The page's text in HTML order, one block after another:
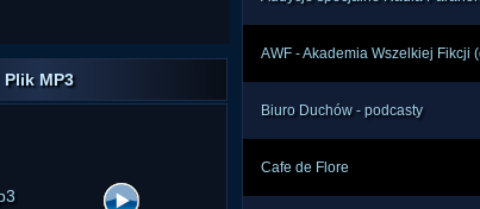
Plik MP3
AWF - Akademia Wszelkiej Fikcji
Biuro Duchów - podcasty
Cafe de Flore